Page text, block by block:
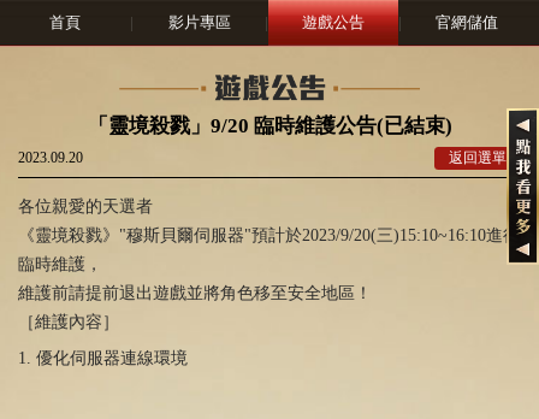
首頁 | 影片專區 | 遊戲公告 | 官網儲值
「靈境殺戮」9/20 臨時維護公告(已結束)
2023.09.20 返回選單
各位親愛的天選者
《靈境殺戮》"穆斯貝爾伺服器"預計於2023/9/20(三)15:10~16:10進行
臨時維護，
維護前請提前退出遊戲並將角色移至安全地區！
［維護內容］
1. 優化伺服器連線環境